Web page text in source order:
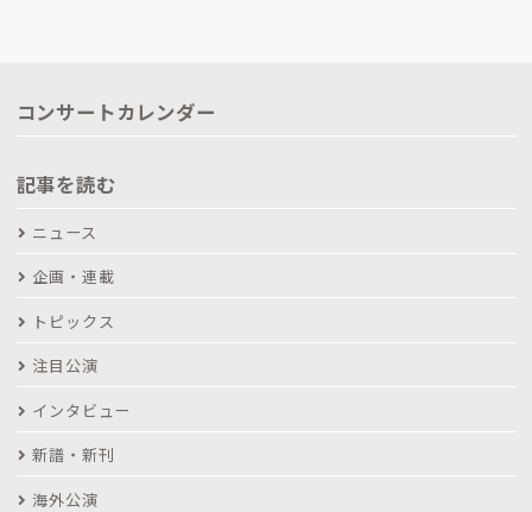
コンサートカレンダー
記事を読む
ニュース
企画・連載
トピックス
注目公演
インタビュー
新譜・新刊
海外公演